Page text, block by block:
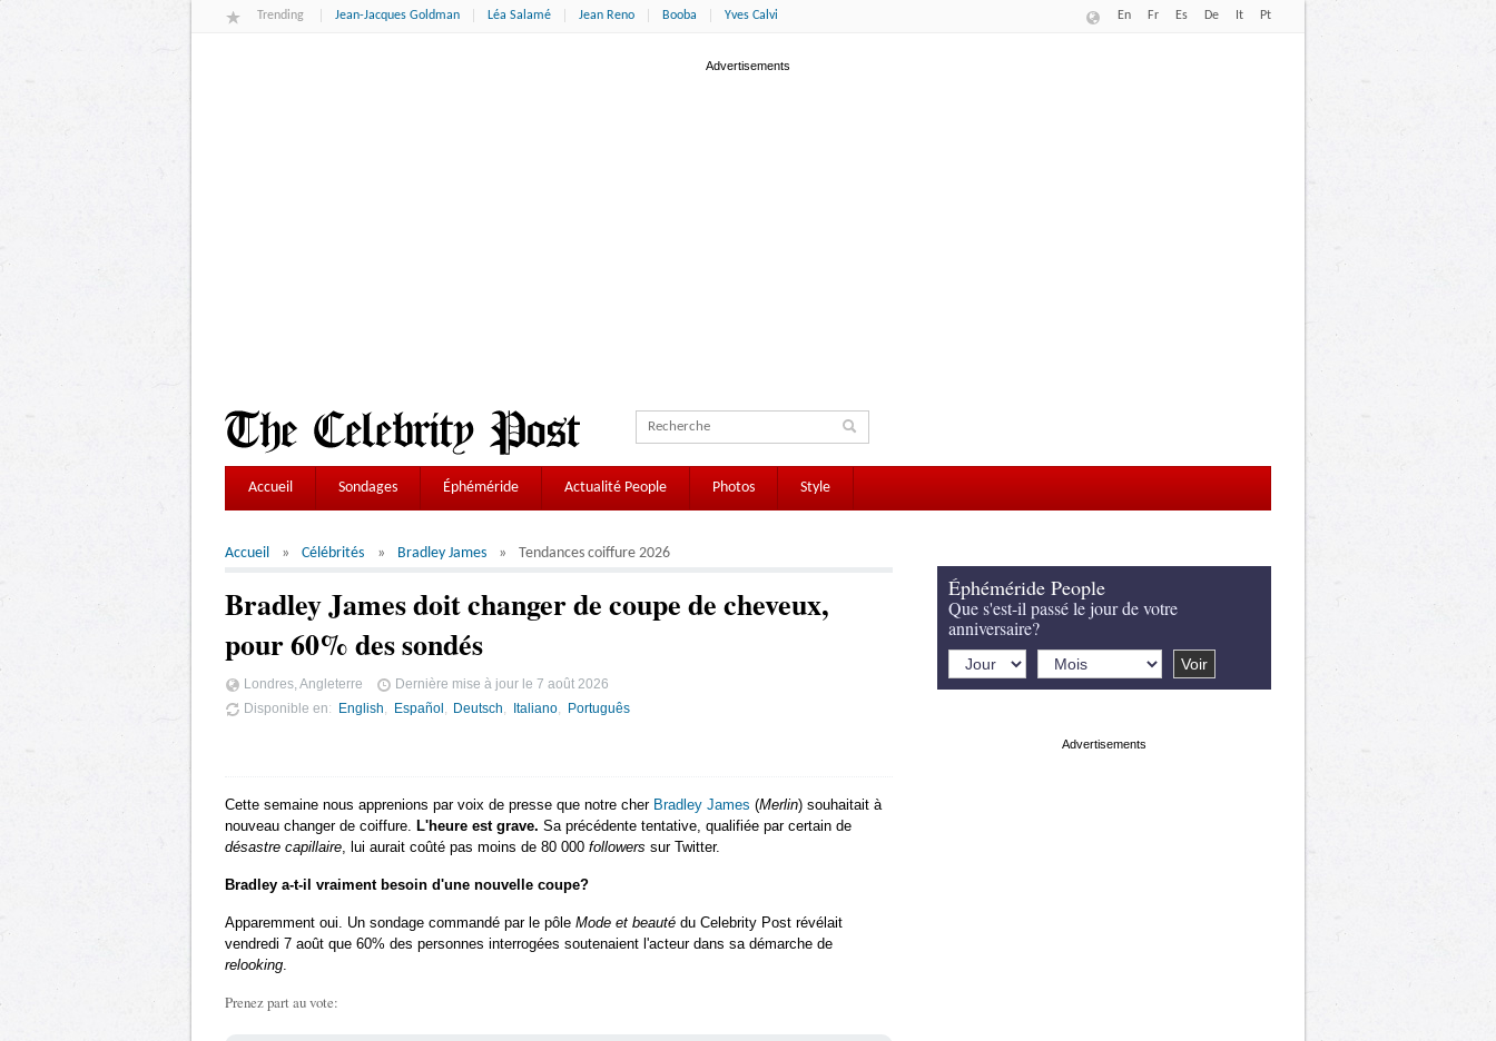
Trending Jean-Jacques Goldman Léa Salamé Jean Reno Booba Yves Calvi En Fr Es De It Pt
Accueil Sondages Éphéméride Actualité People Photos Style
Accueil Célébrités Bradley James Tendances coiffure 2026
Bradley James doit changer de coupe de cheveux,
pour 60% des sondés
Londres, Angleterre Dernière mise à jour le 7 août 2026
Disponible en
English Español Deutsch Italiano Português
Cette semaine nous apprenions par voix de presse que notre cher Bradley James (Merlin) souhaitait à
nouveau changer de coiffure. L'heure est grave. Sa précédente tentative, qualifiée par certain de
désastre capillaire , lui aurait coûté pas moins de 80 000 followers sur Twitter.
Bradley a-t-il vraiment besoin d'une nouvelle coupe?
Apparemment oui. Un sondage commandé par le pôle Mode et beauté du Celebrity Post révélait
vendredi 7 août que 60% des personnes interrogées soutenaient l'acteur dans sa démarche de
relooking
Prenez part au vote:
Éphéméride People
Que s'est-il passé le jour de votre
anniversaire?